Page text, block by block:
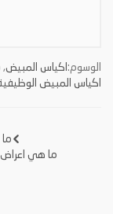
الوسوم: اكياس المبيض,
اكياس المبيض
تصفّحما هي اعراض